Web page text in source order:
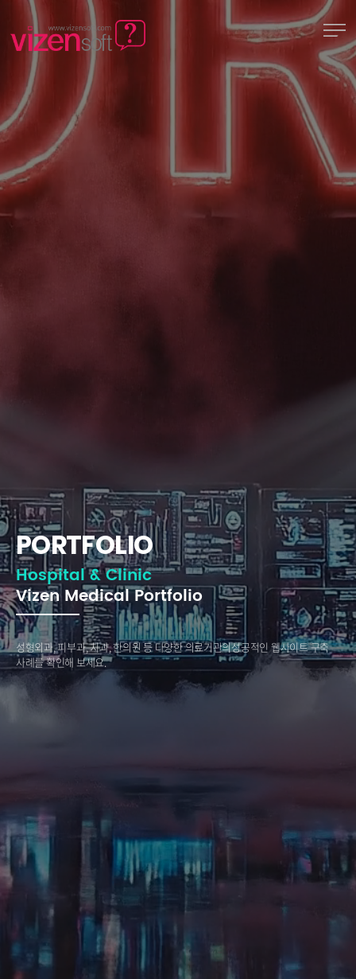
PORTFOLIO
Hospital & Clinic
Vizen Medical Portfolio
성형외과, 피부과, 치과, 한의원 등 다양한 의료기관의성공적인 웹사이트 구축
사례를 확인해 보세요.